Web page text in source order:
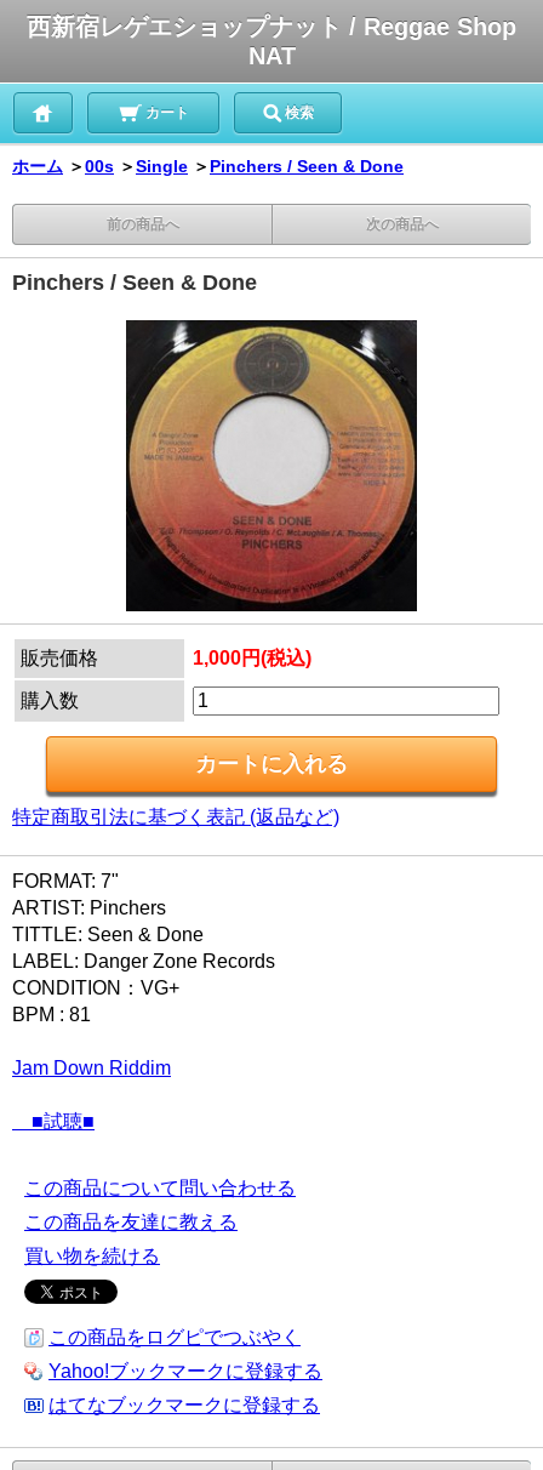
西新宿レゲエショップナット / Reggae Shop
NAT
カート 検索
ホーム ＞00s ＞Single ＞ Pinchers / Seen & Done
前の商品へ 次の商品へ
Pinchers / Seen & Done
販売価格 1,000円(税込)
購入数
特定商取引法に基づく表記 (返品など)
FORMAT: 7"
ARTIST: Pinchers
TITTLE: Seen & Done
LABEL: Danger Zone Records
CONDITION：VG+
BPM : 81
Jam Down Riddim
■試聴■
この商品について問い合わせる
この商品を友達に教える
買い物を続ける
この商品をログピでつぶやく
Yahoo!ブックマークに登録する
はてなブックマークに登録する